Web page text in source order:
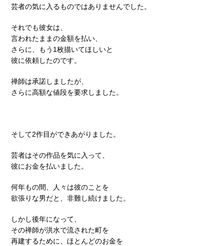
芸者の気に入るものではありませんでした。
それでも彼女は、
言われたままの金額を払い、
さらに、もう1枚描いてほしいと
彼に依頼したのです。
禅師は承諾しましたが、
さらに高額な値段を要求しました。
そして2作目ができあがりました。
芸者はその作品を気に入って、
彼にお金を払いました。
何年もの間、人々は彼のことを
欲張りな男だと、非難し続けました。
しかし後年になって、
その禅師が洪水で流された町を
再建するために、ほとんどのお金を